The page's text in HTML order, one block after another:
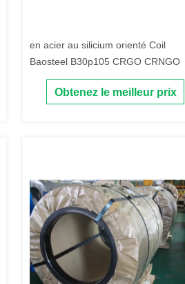
en acier au silicium orienté Coil
Baosteel B30p105 CRGO CRNGO
Obtenez le meilleur prix